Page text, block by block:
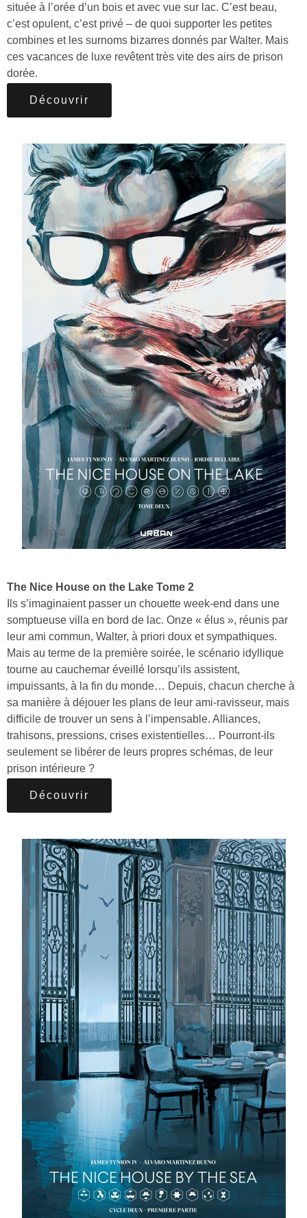
située à l’orée d’un bois et avec vue sur lac. C’est beau,
c’est opulent, c’est privé – de quoi supporter les petites
combines et les surnoms bizarres donnés par Walter. Mais
ces vacances de luxe revêtent très vite des airs de prison
dorée.
Découvrir
The Nice House on the Lake Tome 2
Ils s’imaginaient passer un chouette week-end dans une
somptueuse villa en bord de lac. Onze « élus », réunis par
leur ami commun, Walter, à priori doux et sympathiques.
Mais au terme de la première soirée, le scénario idyllique
tourne au cauchemar éveillé lorsqu’ils assistent,
impuissants, à la fin du monde… Depuis, chacun cherche à
sa manière à déjouer les plans de leur ami-ravisseur, mais
difficile de trouver un sens à l’impensable. Alliances,
trahisons, pressions, crises existentielles… Pourront-ils
seulement se libérer de leurs propres schémas, de leur
prison intérieure ?
Découvrir